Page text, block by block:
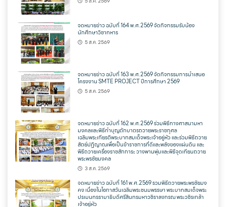
จดหมายข่าว ฉบับที่ 164 พ.ศ.2569 จัดกิจกรรมรับน้อง
นักศึกษาวิชาทหาร
5 ส.ค. 2569
จดหมายข่าว ฉบับที่ 163 พ.ศ.2569 จัดกิจกรรมการนำเสนอ
โครงงาน SMTE PROJECT ปีการศึกษา 2569
5 ส.ค. 2569
จดหมายข่าว ฉบับที่ 162 พ.ศ.2569 ร่วมพิธีทางศาสนามหา
มงคลและพิธีทำบุญตักบาตรถวายพระราชกุศล
เฉลิมพระเกียรติพระบาทสมเด็จพระเจ้าอยู่หัว และร่วมพิธีถวาย
สัตย์ปฏิญาณเพื่อเป็นข้าราชการที่ดีและพลังของแผ่นดิน และ
พิธีถวายเครื่องราชสักการะ วางพานพุ่มและพิธีจุดเทียนถวาย
พระพรชัยมงคล
3 ส.ค. 2569
จดหมายข่าว ฉบับที่ 161 พ.ศ.2569 รวมพิธีถวายพระพรชัยมง
คง เนื่องในโอกาสวันเฉลิมพระชนมพรรษา พระบาทสมเด็จพระ
ปรเมนทรรามาธิบดีศรีสินทรมหาวชิราลงกรณ พระวชิรเกล้า
เจ้าอยู่หัว